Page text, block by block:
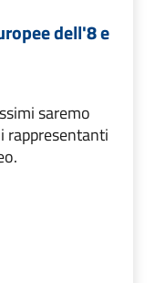
dell'8 e
saremo
rappresentanti